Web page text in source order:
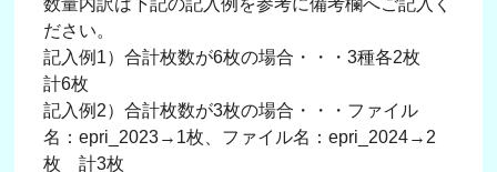
数量内訳は下記の記入例を参考に備考欄へご記入く
ださい。
記入例1）合計枚数が6枚の場合・・・3種各2枚
計6枚
記入例2）合計枚数が3枚の場合・・・ファイル
名：epri_2023→1枚、ファイル名：epri_2024→2
枚 計3枚